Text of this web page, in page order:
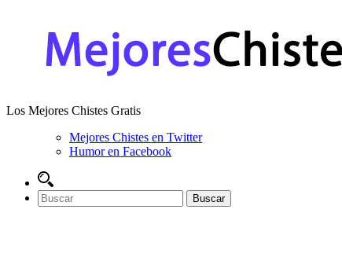
Los Mejores Chistes Gratis
Mejores Chistes en Twitter
Humor en Facebook